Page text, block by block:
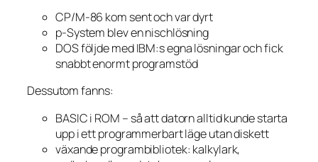
CP/M-86 kom sent och var dyrt
p-System blev en nischlösning
DOS följde med IBM:s egna lösningar och fick
snabbt enormt programstöd
Dessutom fanns:
BASIC i ROM – så att datorn alltid kunde starta
upp i ett programmerbart läge utan diskett
växande programbibliotek: kalkylark,